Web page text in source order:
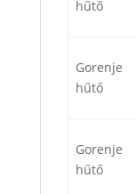
hűtő
Gorenje
hűtő
Gorenje
hűtő